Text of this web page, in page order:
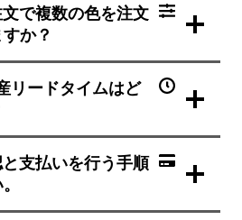
で複数の色を注文
か？
リードタイムはど
支払いを行う手順